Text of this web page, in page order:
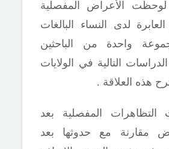
الأعراض المفصلية
لدى النساء البالغات
واحدة من الباحثين
التالية في الولايات
هذه العلاقة .
المفصلية بعد
مقارنة مع حدوثها بعد